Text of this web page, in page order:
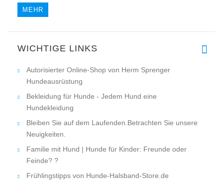
MEHR
WICHTIGE LINKS
Autorisierter Online-Shop von Herm Sprenger
Hundeausrüstung
Bekleidung für Hunde - Jedem Hund eine
Hundekleidung
Bleiben Sie auf dem Laufenden.Betrachten Sie unsere
Neuigkeiten.
Familie mit Hund | Hunde für Kinder: Freunde oder
Feinde? ?
Frühlingstipps von Hunde-Halsband-Store.de